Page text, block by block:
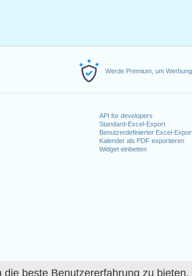
beste Benutzererfahrung zu
Werde Premium, um
API for developers
Standard-Excel-Export
Benutzerdefinierter Excel-
Kalender als PDF exportieren
Widget einbetten